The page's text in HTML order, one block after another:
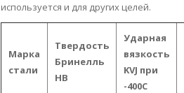
используется и для других целей.
Марка
стали
Твердость
Бринелль
HB
Ударная
вязкость
KVJ при
-400C